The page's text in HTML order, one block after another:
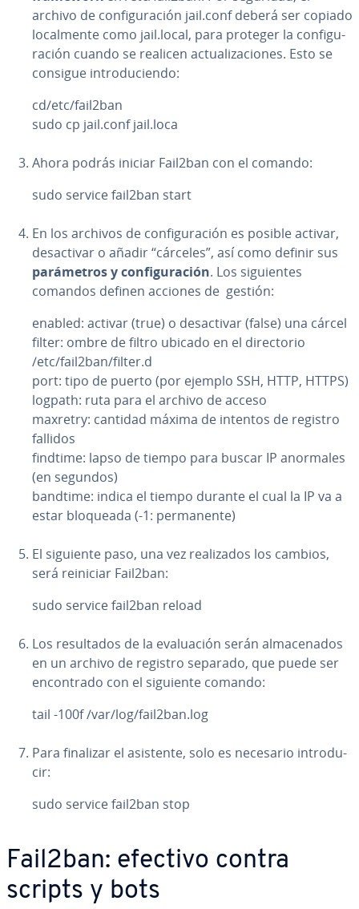
archivo de co­n­fi­gu­ra­ción jail.conf deberá ser copiado
lo­ca­l­me­n­te como jail.local, para proteger la co­n­fi­gu­
ra­ción cuando se realicen ac­tua­li­za­cio­nes. Esto se
consigue in­tro­du­cie­n­do:
cd/etc/fail2ban
sudo cp jail.conf jail.loca
Ahora podrás iniciar Fail2ban con el comando:
sudo service fail2ban start
En los archivos de co­n­fi­gu­ra­ción es posible activar,
des­ac­ti­var o añadir “cárceles”, así como definir sus
pa­rá­me­tros y co­n­fi­gu­ra­ción. Los si­guie­n­tes
comandos definen acciones de gestión:
enabled: activar (true) o des­ac­ti­var (false) una cárcel
filter: ombre de filtro ubicado en el di­re­c­to­rio
/etc/fail2ban/filter.d
port: tipo de puerto (por ejemplo SSH, HTTP, HTTPS)
logpath: ruta para el archivo de acceso
maxretry: cantidad máxima de intentos de registro
fallidos
findtime: lapso de tiempo para buscar IP anormales
(en segundos)
bandtime: indica el tiempo durante el cual la IP va a
estar bloqueada (-1: pe­r­ma­ne­n­te)
El siguiente paso, una vez rea­li­za­dos los cambios,
será reiniciar Fail2ban:
sudo service fail2ban reload
Los re­su­l­ta­dos de la eva­lua­ción serán al­ma­ce­na­dos
en un archivo de registro separado, que puede ser
en­co­n­tra­do con el siguiente comando:
tail -100f /var/log/fail2ban.log
Para finalizar el asistente, solo es necesario in­tro­du­
cir:
sudo service fail2ban stop
Fail2ban: efectivo contra
scripts y bots